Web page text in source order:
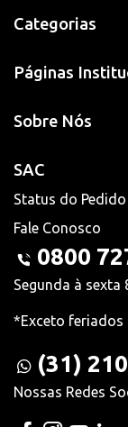
Categorias
Páginas
Sobre Nós
SAC
Status do Pedido
Fale Conosco
0800
Segunda à sexta
*Exceto feriados
(31)
Nossas Redes